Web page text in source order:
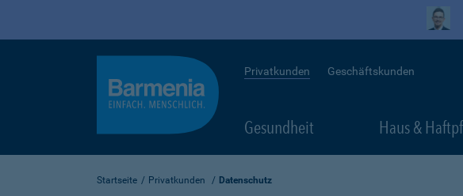
Privatkunden Geschäftskunden
Gesundheit Haus &
Startseite Privatkunden Datenschutz